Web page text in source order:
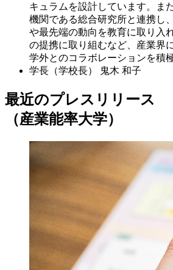
キュラムを設計しています。ま
機関である総合研究所と連携し
や最先端の動向を教育に取り入
の提携に取り組むなど、産業界
学外とのコラボレーションを積
学長（学校長）
鬼木 和子
最近のプレスリリース
（産業能率大学）